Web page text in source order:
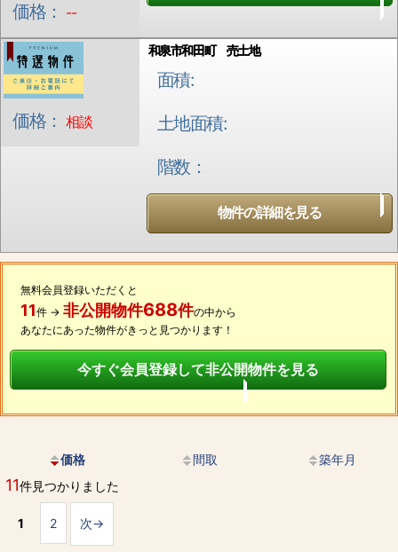
価格： --
価格：相談
和泉市和田町 売土地
面積:
土地面積:
階数：
物件の詳細を見る
無料会員登録いただくと
11件 → 非公開物件688件の中から
あなたにあった物件がきっと見つかります！
今すぐ会員登録して非公開物件を見る
価格 間取 築年月
11件見つかりました
1 2 次→